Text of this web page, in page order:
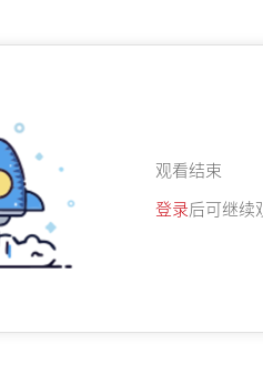
观看结束
登录后可继续